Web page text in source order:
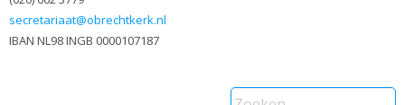
secretariaat@obrechtkerk.nl
IBAN NL98 INGB 0000107187
Zoeken